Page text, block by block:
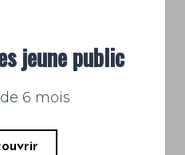
jeune public
6 mois